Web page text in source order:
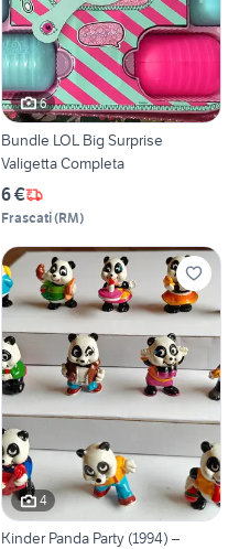
6
Bundle LOL Big Surprise
Valigetta Completa
6 €
Frascati(RM)
4
Kinder Panda Party (1994) –